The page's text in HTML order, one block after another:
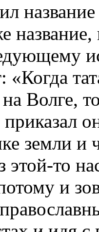
«Когда
Волге,
приказал
земли и
этой-то
и